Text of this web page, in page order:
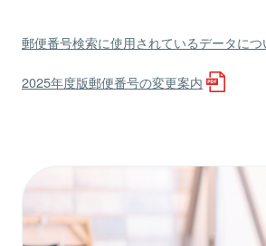
郵便番号検索に使用されているデータにつ
2025年度版郵便番号の変更案内